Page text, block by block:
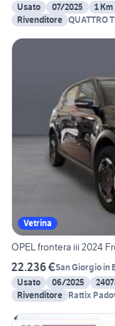
Usato
07/2025 1 Km
Rivenditore QUATTRO
Vetrina
OPEL frontera iii 2024
22.236 €San Giorgio in
Usato
06/2025
Rivenditore Rattix